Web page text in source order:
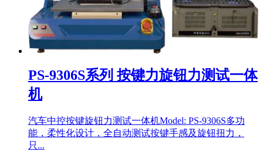
PS-9306S系列 按键力旋钮力测试一体
机
汽车中控按键旋钮力测试一体机Model: PS-9306S多功
能，柔性化设计，全自动测试按键手感及旋钮扭力，
只...